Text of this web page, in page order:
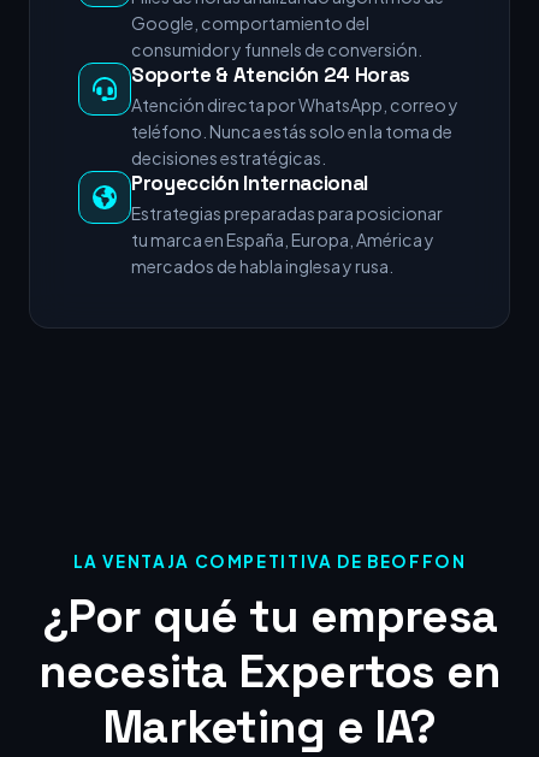
Google, comportamiento del
consumidor y funnels de conversión.
Soporte & Atención 24 Horas
Atención directa por WhatsApp, correo y
teléfono. Nunca estás solo en la toma de
decisiones estratégicas.
Proyección Internacional
Estrategias preparadas para posicionar
tu marca en España, Europa, América y
mercados de habla inglesa y rusa.
LA VENTAJA COMPETITIVA DE BEOFFON
¿Por qué tu empresa
necesita Expertos en
Marketing e IA?